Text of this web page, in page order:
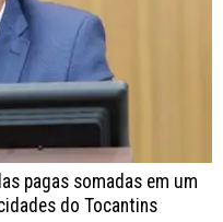
pagas somadas em um
do Tocantins